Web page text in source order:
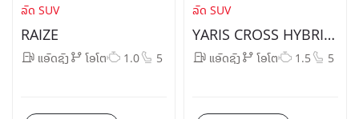
ລົດ SUV
RAIZE
ແອັດຊັງ ໂອໂຕ 1.0 5
ລົດ SUV
YARIS CROSS HYBRID
ELECTRIC
ແອັດຊັງ ໂອໂຕ 1.5 5